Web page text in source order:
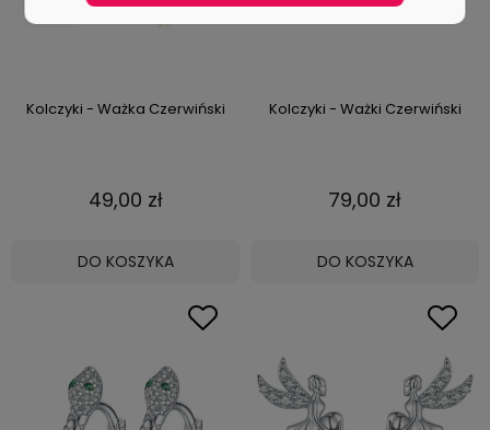
Kolczyki - Ważka Czerwiński
49,00 zł
DO KOSZYKA
Kolczyki - Ważki Czerwiński
79,00 zł
DO KOSZYKA